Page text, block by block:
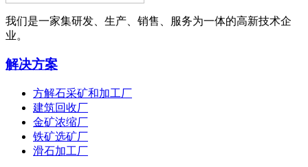
我们是一家集研发、生产、销售、服务为一体的高新技术企
业。
解决方案
方解石采矿和加工厂
建筑回收厂
金矿浓缩厂
铁矿选矿厂
滑石加工厂